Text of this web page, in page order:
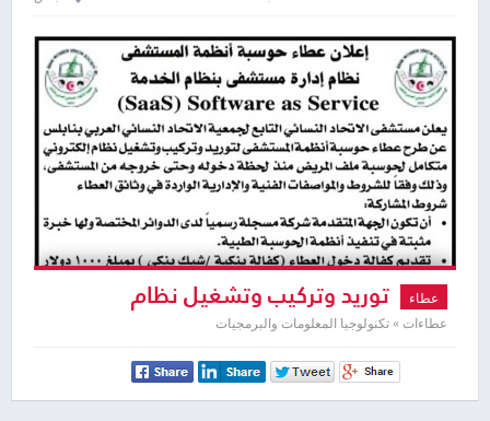
عطاء توريد وتركيب وتشغيل نظام
الكتروني
عطاءات » تكنولوجيا المعلومات والبرمجيات